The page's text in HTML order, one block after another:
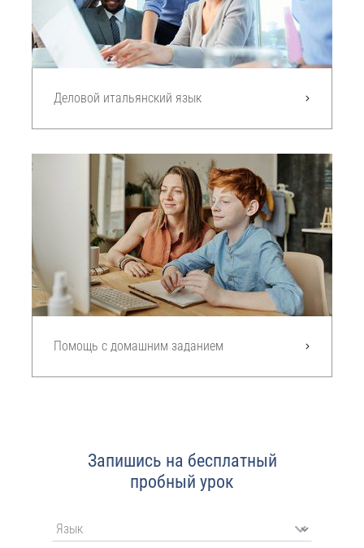
Деловой итальянский язык
Помощь с домашним заданием
Запишись на бесплатный
пробный урок